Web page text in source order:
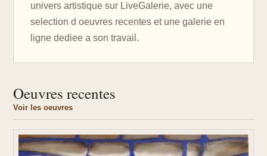
univers artistique sur LiveGalerie, avec une
selection d oeuvres recentes et une galerie en
ligne dediee a son travail.
Oeuvres recentes
Voir les oeuvres